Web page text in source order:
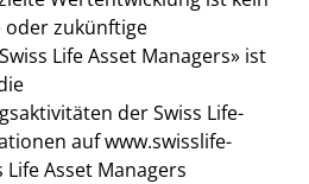
zukünftige
Life Asset Managers» ist
der Swiss Life-
auf www.swisslife-
Life Asset Managers